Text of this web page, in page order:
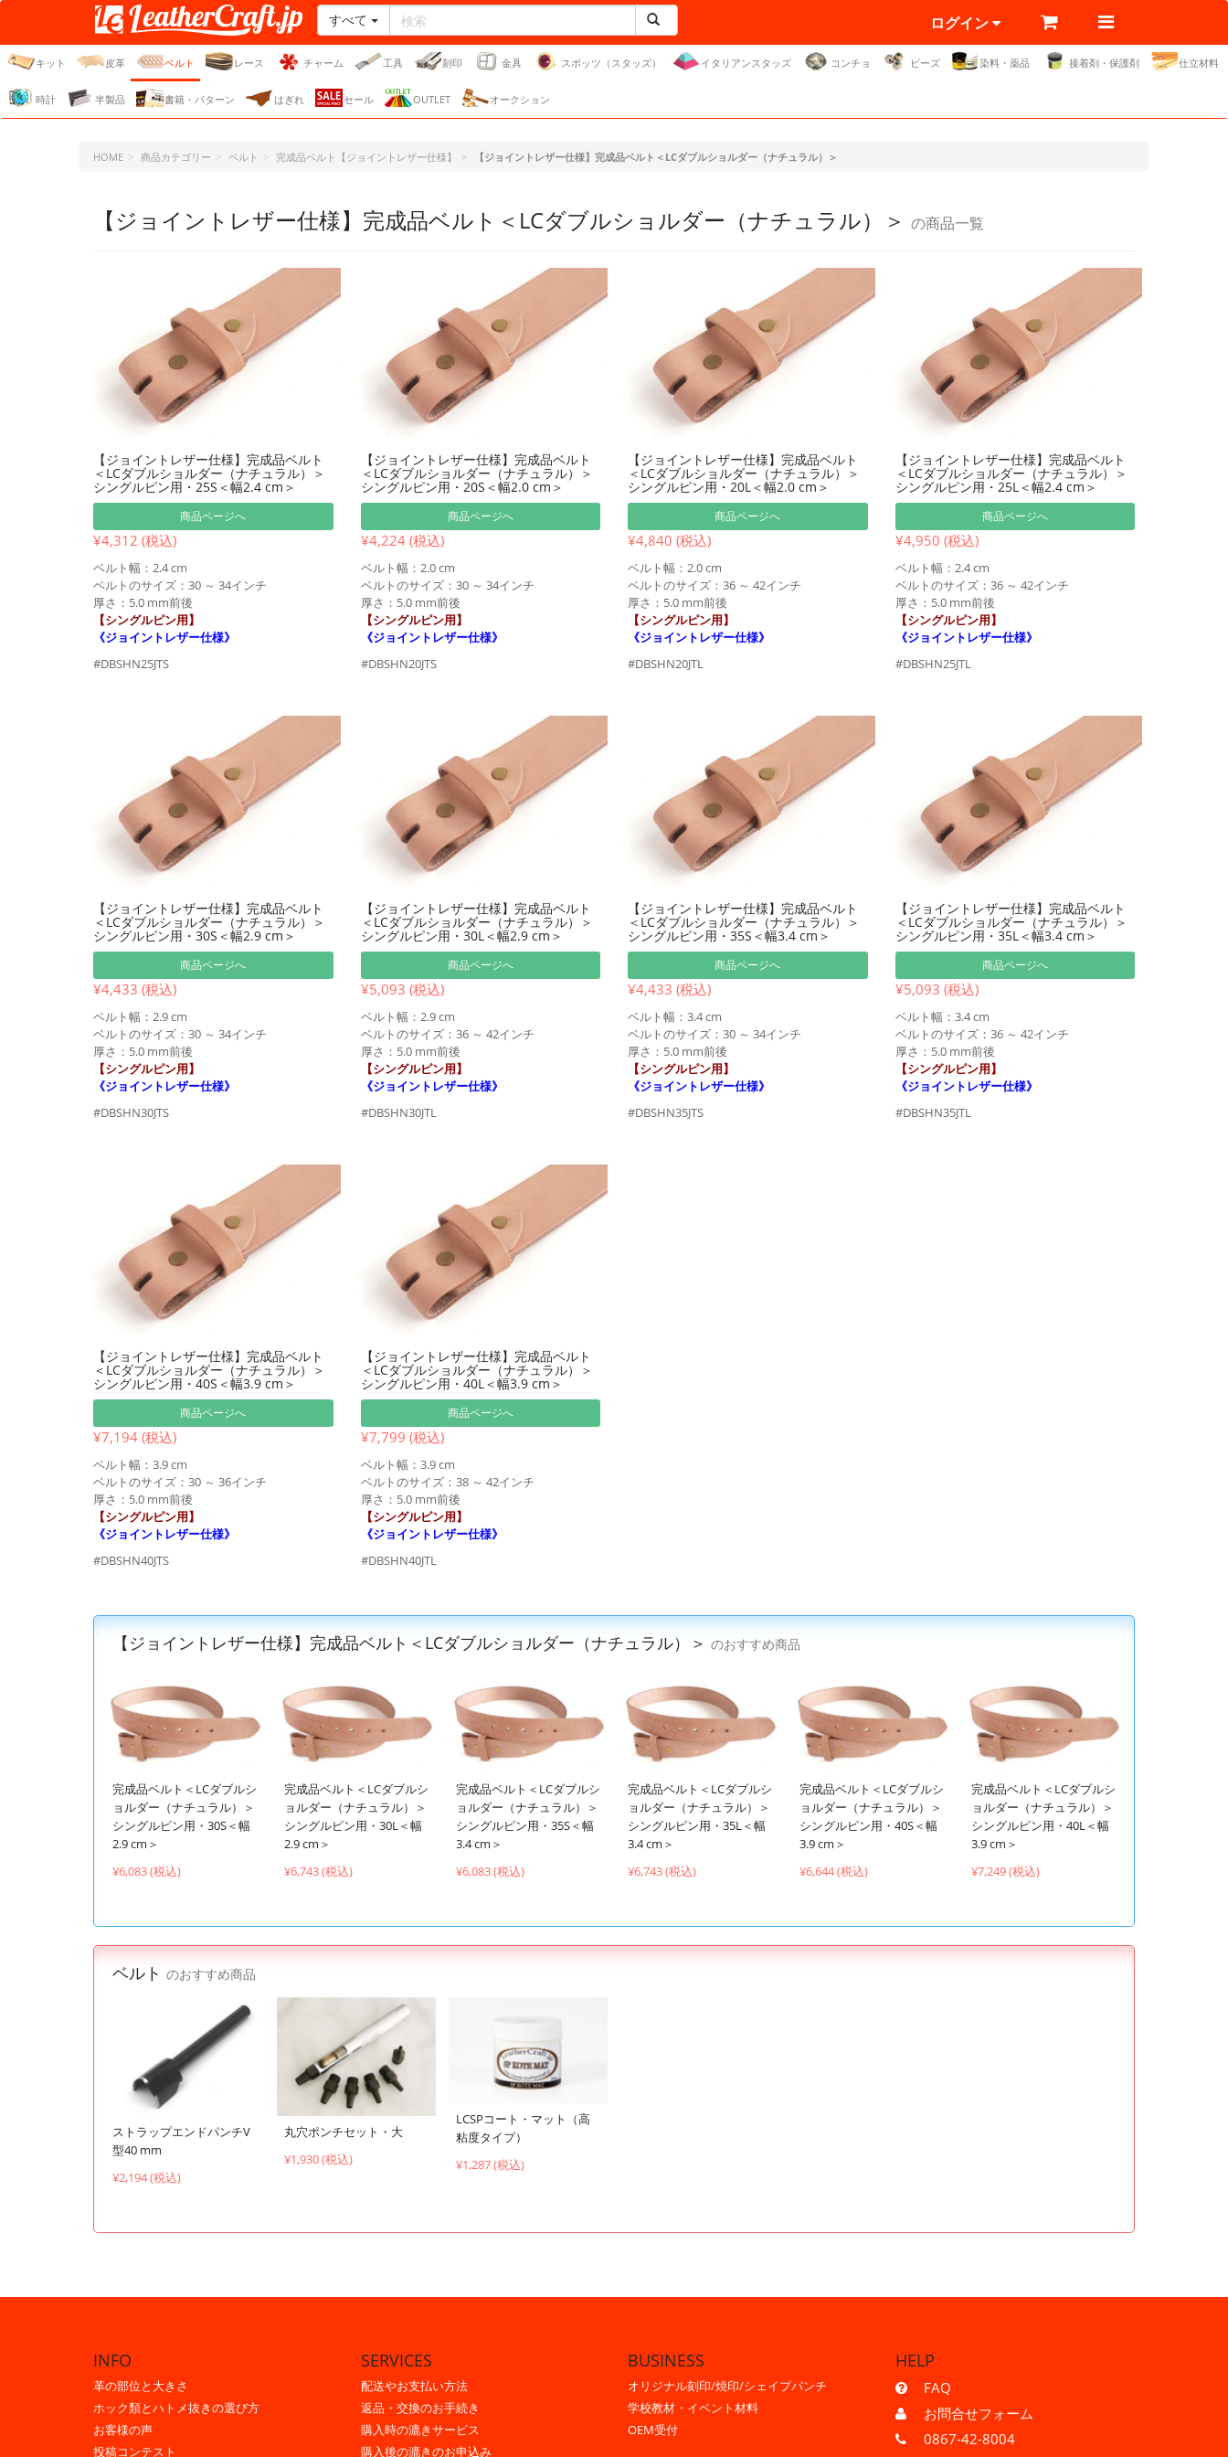
レザークラフト・ドット・
ジェーピー
すべて ログイン
キット 皮革 ベルト レース チャーム 工具 刻印 金具 スポッツ（スタッズ） イタリアンスタッズ コンチョ ビーズ 染料・薬品 接着剤・保護剤 仕立材料
時計 半製品 書籍・パターン はぎれ セール OUTLET オークション
HOME 商品カテゴリー ベルト 完成品ベルト【ジョイントレザー仕様】 【ジョイントレザー仕様】完成品ベルト＜LCダブルショルダー（ナチュラル）＞
【ジョイントレザー仕様】完成品ベルト＜LCダブルショルダー（ナチュラル）＞ の商品一覧
【ジョイントレザー仕様】完成品ベルト
＜LCダブルショルダー（ナチュラル）＞
シングルピン用・25S＜幅2.4 cm＞
商品ページへ
¥4,312 (税込)
ベルト幅：2.4 cm
ベルトのサイズ：30 ～ 34インチ
厚さ：5.0 mm前後
【シングルピン用】
《ジョイントレザー仕様》
#DBSHN25JTS
【ジョイントレザー仕様】完成品ベルト
＜LCダブルショルダー（ナチュラル）＞
シングルピン用・20S＜幅2.0 cm＞
商品ページへ
¥4,224 (税込)
ベルト幅：2.0 cm
ベルトのサイズ：30 ～ 34インチ
厚さ：5.0 mm前後
【シングルピン用】
《ジョイントレザー仕様》
#DBSHN20JTS
【ジョイントレザー仕様】完成品ベルト
＜LCダブルショルダー（ナチュラル）＞
シングルピン用・20L＜幅2.0 cm＞
商品ページへ
¥4,840 (税込)
ベルト幅：2.0 cm
ベルトのサイズ：36 ～ 42インチ
厚さ：5.0 mm前後
【シングルピン用】
《ジョイントレザー仕様》
#DBSHN20JTL
【ジョイントレザー仕様】完成品ベルト
＜LCダブルショルダー（ナチュラル）＞
シングルピン用・25L＜幅2.4 cm＞
商品ページへ
¥4,950 (税込)
ベルト幅：2.4 cm
ベルトのサイズ：36 ～ 42インチ
厚さ：5.0 mm前後
【シングルピン用】
《ジョイントレザー仕様》
#DBSHN25JTL
【ジョイントレザー仕様】完成品ベルト
＜LCダブルショルダー（ナチュラル）＞
シングルピン用・30S＜幅2.9 cm＞
商品ページへ
¥4,433 (税込)
ベルト幅：2.9 cm
ベルトのサイズ：30 ～ 34インチ
厚さ：5.0 mm前後
【シングルピン用】
《ジョイントレザー仕様》
#DBSHN30JTS
【ジョイントレザー仕様】完成品ベルト
＜LCダブルショルダー（ナチュラル）＞
シングルピン用・30L＜幅2.9 cm＞
商品ページへ
¥5,093 (税込)
ベルト幅：2.9 cm
ベルトのサイズ：36 ～ 42インチ
厚さ：5.0 mm前後
【シングルピン用】
《ジョイントレザー仕様》
#DBSHN30JTL
【ジョイントレザー仕様】完成品ベルト
＜LCダブルショルダー（ナチュラル）＞
シングルピン用・35S＜幅3.4 cm＞
商品ページへ
¥4,433 (税込)
ベルト幅：3.4 cm
ベルトのサイズ：30 ～ 34インチ
厚さ：5.0 mm前後
【シングルピン用】
《ジョイントレザー仕様》
#DBSHN35JTS
【ジョイントレザー仕様】完成品ベルト
＜LCダブルショルダー（ナチュラル）＞
シングルピン用・35L＜幅3.4 cm＞
商品ページへ
¥5,093 (税込)
ベルト幅：3.4 cm
ベルトのサイズ：36 ～ 42インチ
厚さ：5.0 mm前後
【シングルピン用】
《ジョイントレザー仕様》
#DBSHN35JTL
【ジョイントレザー仕様】完成品ベルト
＜LCダブルショルダー（ナチュラル）＞
シングルピン用・40S＜幅3.9 cm＞
商品ページへ
¥7,194 (税込)
ベルト幅：3.9 cm
ベルトのサイズ：30 ～ 36インチ
厚さ：5.0 mm前後
【シングルピン用】
《ジョイントレザー仕様》
#DBSHN40JTS
【ジョイントレザー仕様】完成品ベルト
＜LCダブルショルダー（ナチュラル）＞
シングルピン用・40L＜幅3.9 cm＞
商品ページへ
¥7,799 (税込)
ベルト幅：3.9 cm
ベルトのサイズ：38 ～ 42インチ
厚さ：5.0 mm前後
【シングルピン用】
《ジョイントレザー仕様》
#DBSHN40JTL
【ジョイントレザー仕様】完成品ベルト＜LCダブルショルダー（ナチュラル）＞ のおすすめ商品
完成品ベルト＜LCダブルシ
ョルダー（ナチュラル）＞
シングルピン用・30S＜幅
2.9 cm＞
¥6,083 (税込)
完成品ベルト＜LCダブルシ
ョルダー（ナチュラル）＞
シングルピン用・30L＜幅
2.9 cm＞
¥6,743 (税込)
完成品ベルト＜LCダブルシ
ョルダー（ナチュラル）＞
シングルピン用・35S＜幅
3.4 cm＞
¥6,083 (税込)
完成品ベルト＜LCダブルシ
ョルダー（ナチュラル）＞
シングルピン用・35L＜幅
3.4 cm＞
¥6,743 (税込)
完成品ベルト＜LCダブルシ
ョルダー（ナチュラル）＞
シングルピン用・40S＜幅
3.9 cm＞
¥6,644 (税込)
完成品ベルト＜LCダブルシ
ョルダー（ナチュラル）＞
シングルピン用・40L＜幅
3.9 cm＞
¥7,249 (税込)
ベルト のおすすめ商品
ストラップエンドパンチV
型40 mm
¥2,194 (税込)
丸穴ポンチセット・大
¥1,930 (税込)
LCSPコート・マット（高
粘度タイプ）
¥1,287 (税込)
INFO
革の部位と大きさ
ホック類とハトメ抜きの選び方
お客様の声
投稿コンテスト
SERVICES
配送やお支払い方法
返品・交換のお手続き
購入時の漉きサービス
購入後の漉きのお申込み
BUSINESS
オリジナル刻印/焼印/シェイプパンチ
学校教材・イベント材料
OEM受付
HELP
FAQ
お問合せフォーム
0867-42-8004